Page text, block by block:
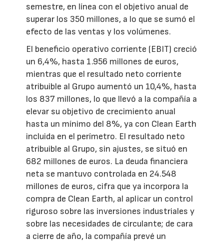
semestre, en línea con el objetivo anual de
superar los 350 millones, a lo que se sumó el
efecto de las ventas y los volúmenes.
El beneficio operativo corriente (EBIT) creció
un 6,4%, hasta 1.956 millones de euros,
mientras que el resultado neto corriente
atribuible al Grupo aumentó un 10,4%, hasta
los 837 millones, lo que llevó a la compañía a
elevar su objetivo de crecimiento anual
hasta un mínimo del 8%, ya con Clean Earth
incluida en el perímetro. El resultado neto
atribuible al Grupo, sin ajustes, se situó en
682 millones de euros. La deuda financiera
neta se mantuvo controlada en 24.548
millones de euros, cifra que ya incorpora la
compra de Clean Earth, al aplicar un control
riguroso sobre las inversiones industriales y
sobre las necesidades de circulante; de cara
a cierre de año, la compañía prevé un